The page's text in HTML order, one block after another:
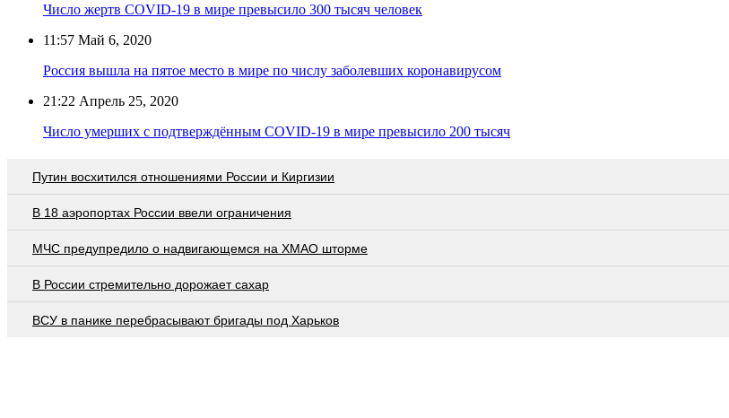
Число жертв COVID-19 в мире превысило 300 тысяч человек
11:57 Май 6, 2020
Россия вышла на пятое место в мире по числу заболевших коронавирусом
21:22 Апрель 25, 2020
Число умерших с подтверждённым COVID-19 в мире превысило 200 тысяч
Путин восхитился отношениями России и Киргизии
В 18 аэропортах России ввели ограничения
МЧС предупредило о надвигающемся на ХМАО шторме
В России стремительно дорожает сахар
ВСУ в панике перебрасывают бригады под Харьков